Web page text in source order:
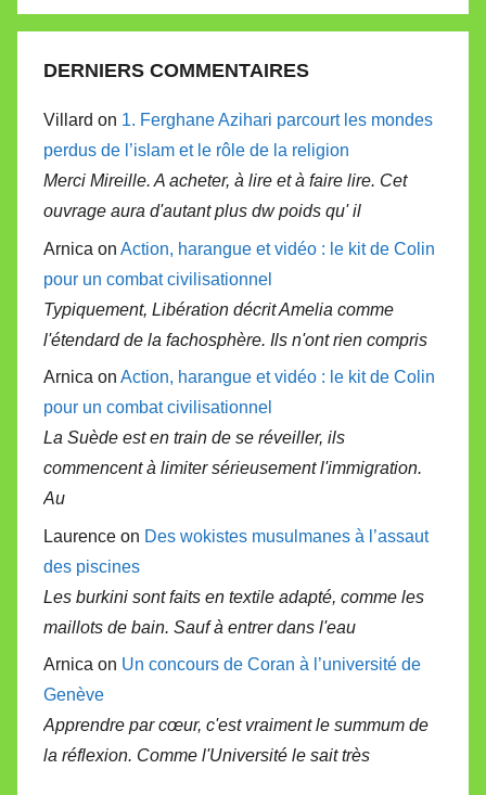
DERNIERS COMMENTAIRES
Villard on 1. Ferghane Azihari parcourt les mondes
perdus de l’islam et le rôle de la religion
Merci Mireille. A acheter, à lire et à faire lire. Cet
ouvrage aura d'autant plus dw poids qu' il
Arnica on Action, harangue et vidéo : le kit de Colin
pour un combat civilisationnel
Typiquement, Libération décrit Amelia comme
l'étendard de la fachosphère. Ils n'ont rien compris
Arnica on Action, harangue et vidéo : le kit de Colin
pour un combat civilisationnel
La Suède est en train de se réveiller, ils
commencent à limiter sérieusement l'immigration.
Au
Laurence on Des wokistes musulmanes à l’assaut
des piscines
Les burkini sont faits en textile adapté, comme les
maillots de bain. Sauf à entrer dans l'eau
Arnica on Un concours de Coran à l’université de
Genève
Apprendre par cœur, c'est vraiment le summum de
la réflexion. Comme l'Université le sait très